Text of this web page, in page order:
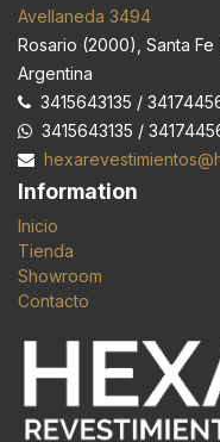
Avellaneda 3494
Rosario (2000), Santa Fe
Argentina
3415643135 /
3415643135 /
Information
Inicio
Tienda
Showroom
Contacto